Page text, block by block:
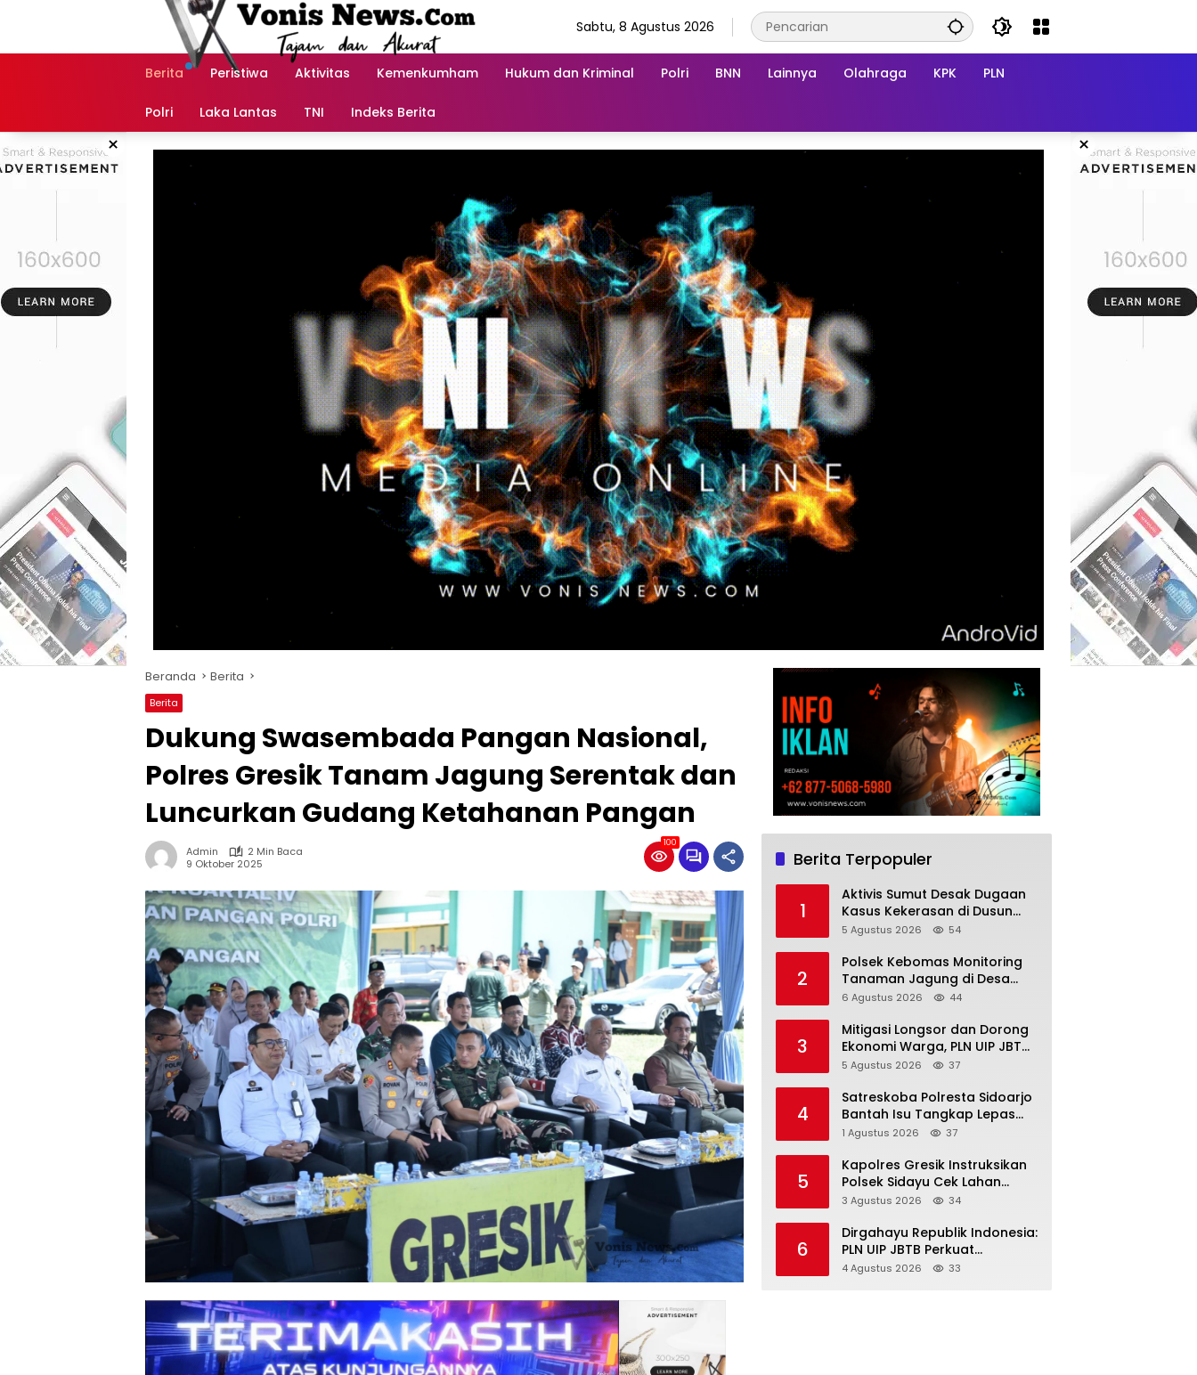
Sabtu, 8 Agustus 2026
Berita Peristiwa Aktivitas Kemenkumham Hukum dan Kriminal Polri BNN Lainnya Olahraga KPK PLN
Polri Laka Lantas TNI Indeks Berita
× ×
Beranda Berita
Berita
Dukung Swasembada Pangan Nasional,
Polres Gresik Tanam Jagung Serentak dan
Luncurkan Gudang Ketahanan Pangan
Admin
2 Min Baca
9 Oktober 2025
100
Berita Terpopuler
1
Aktivis Sumut Desak Dugaan
Kasus Kekerasan di Dusun
Balakka, Desa Gunung
5 Agustus 2026 54
2
Polsek Kebomas Monitoring
Tanaman Jagung di Desa
Kembangan, Perkuat
Nasional
6 Agustus 2026 44
3
Mitigasi Longsor dan Dorong
Ekonomi Warga, PLN UIP JBTB
Salurkan Bantuan Konservasi
Aceh di Banyuwangi
5 Agustus 2026 37
4
Satreskoba Polresta Sidoarjo
Bantah Isu Tangkap Lepas
Delapan Terduga
Porong
1 Agustus 2026 37
5
Kapolres Gresik Instruksikan
Polsek Sidayu Cek Lahan
Cabai, Perkuat Ketahanan
3 Agustus 2026 34
6
Dirgahayu Republik Indonesia:
PLN UIP JBTB Perkuat
Kepemimpinan Perempuan
4 Agustus 2026 33